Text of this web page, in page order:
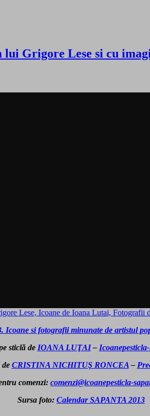
Grigore Lese si cu
Lese, Icoane de Ioana Lutai, Fotografii
Icoane si fotografii minunate de artistul
sticlă de IOANA LUŢAI–
CRISTINA NICHITUŞ RONCEA –
comenzi: comenzi@icoanepesticla-
Sursa foto: Calendar SAPANTA 2013